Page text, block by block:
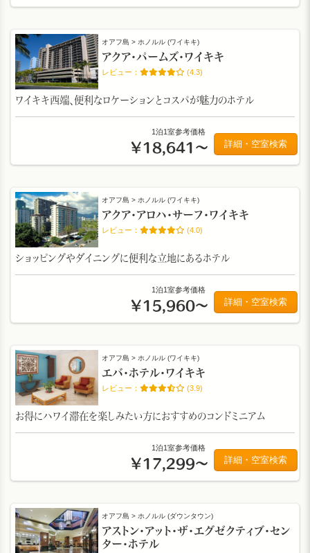
オアフ島 > ホノルル (ワイキキ)
アクア・パームズ・ワイキキ
(4.3)
ワイキキ西端、便利なロケーションとコスパが魅力のホテル
1泊1室参考価格
￥18,641～ 詳細・空室検索
オアフ島 > ホノルル (ワイキキ)
アクア・アロハ・サーフ・ワイキキ
(4.0)
ショッピングやダイニングに便利な立地にあるホテル
1泊1室参考価格
￥15,960～ 詳細・空室検索
オアフ島 > ホノルル (ワイキキ)
エバ・ホテル・ワイキキ
(3.9)
お得にハワイ滞在を楽しみたい方におすすめのコンドミニアム
1泊1室参考価格
￥17,299～ 詳細・空室検索
オアフ島 > ホノルル (ダウンタウン)
アストン・アット・ザ・エグゼクティブ・セン
ター・ホテル